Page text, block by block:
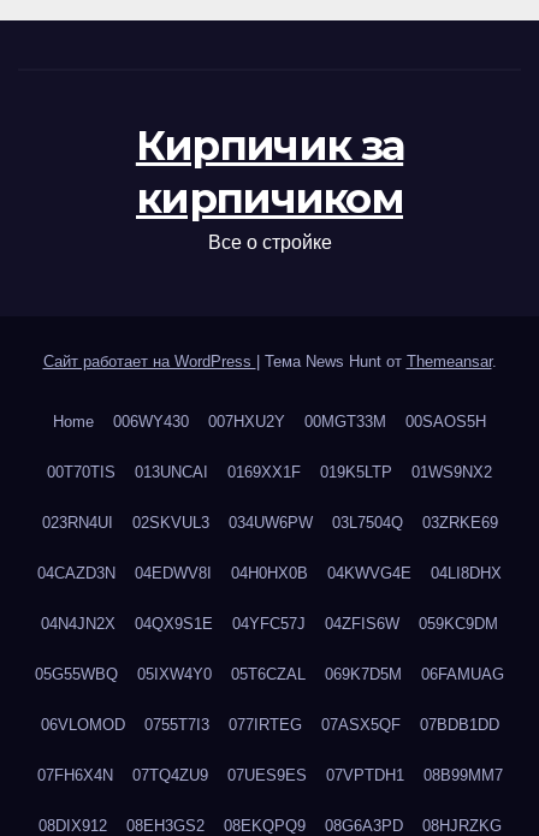
Кирпичик за
кирпичиком
Все о стройке
Сайт работает на WordPress | Тема News Hunt от Themeansar.
Home 006WY430 007HXU2Y 00MGT33M 00SAOS5H
00T70TIS 013UNCAI 0169XX1F 019K5LTP 01WS9NX2
023RN4UI 02SKVUL3 034UW6PW 03L7504Q 03ZRKE69
04CAZD3N 04EDWV8I 04H0HX0B 04KWVG4E 04LI8DHX
04N4JN2X 04QX9S1E 04YFC57J 04ZFIS6W 059KC9DM
05G55WBQ 05IXW4Y0 05T6CZAL 069K7D5M 06FAMUAG
06VLOMOD 0755T7I3 077IRTEG 07ASX5QF 07BDB1DD
07FH6X4N 07TQ4ZU9 07UES9ES 07VPTDH1 08B99MM7
08DIX912 08EH3GS2 08EKQPQ9 08G6A3PD 08HJRZKG